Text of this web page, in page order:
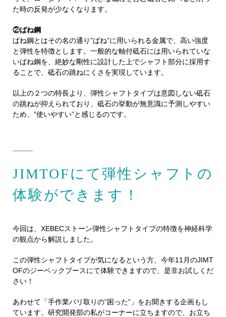
た時の反発が少なくなります。
②ばね鋼
ばね鋼とはその名の通り”ばね”に用いられる金属で、高い強度
と弾性を特徴とします。一般的な軸付砥石には用いられていな
いばね鋼を、絶妙な剛性に設計した上でシャフト部分に採用す
ることで、砥石の跳ねにくさを実現しています。
以上の２つの特長より、弾性シャフトタイプは意図しない砥石
の跳ねが抑えられており、砥石の挙動が無意識に予測しやすい
ため、”使いやすい”と感じるのです。
JIMTOFにて弾性シャフトの
体験ができます！
今回は、XEBECストーン弾性シャフトタイプの特徴を神経科学
の観点から解説しました。
この弾性シャフトタイプが気になるという方、今年11月のJIMT
OFのジーベックブースにて体験できますので、是非お試しくだ
さい！
あわせて「手作業バリ取りの”困った”」をお聞きする企画もし
ています。研究開発部の私がコーナーに立ちますので、お立ち